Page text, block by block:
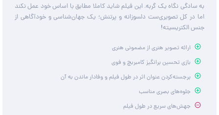
به سادگی نگاه یک گربه. این فیلم شاید کاملا مطابق با اساس خود عمل نکند
اما در کل تصویری‌ست دلسوزانه و پرتنش؛ یک جهان‌شناسی و خودآگاهی از
جنس الکتریسیته!
ارائه تصویر هنری از مضمونی هنری
بازی تحسین برانگیز کامبربچ و فوی
برجسته‌کردن عنوان اثر در طول فیلم و وفادار ماندن به آن
جلوه‌های بصری مناسب
جهش‌های سریع در طول فیلم